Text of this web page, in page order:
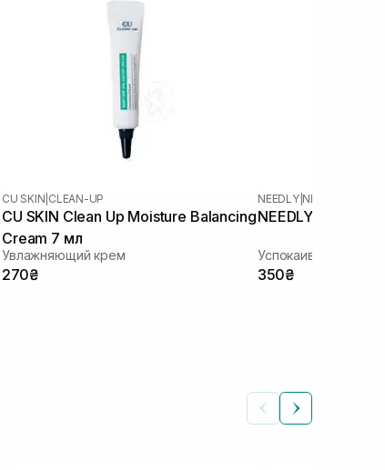
CU SKIN CLEAN-UP
CU SKIN Clean Up Moisture Balancing
Cream 7 мл
Увлажняющий крем
270₴
NEEDLY| NEEDLY
NEEDLY
Успокаивающий
350₴